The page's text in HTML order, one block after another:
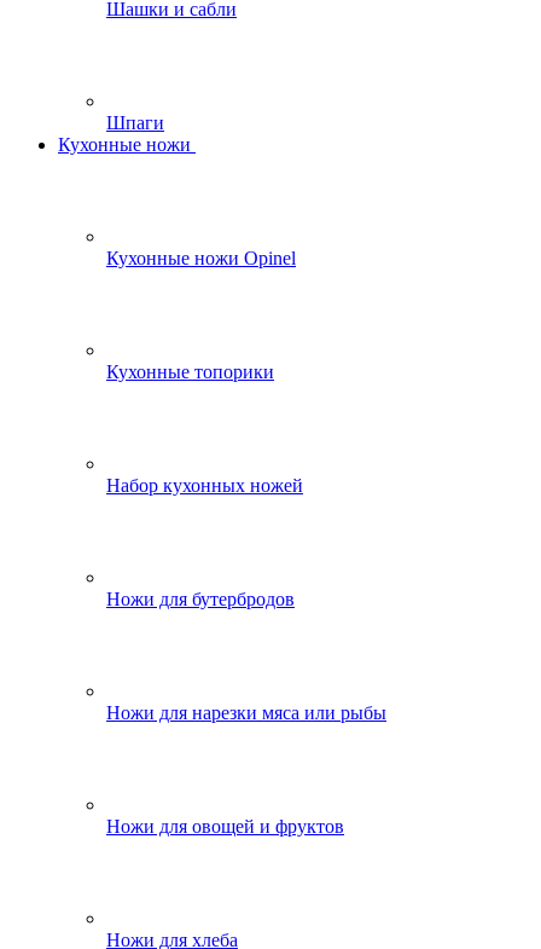
Шашки и сабли
Шпаги
Кухонные ножи
Кухонные ножи Opinel
Кухонные топорики
Набор кухонных ножей
Ножи для бутербродов
Ножи для нарезки мяса или рыбы
Ножи для овощей и фруктов
Ножи для хлеба